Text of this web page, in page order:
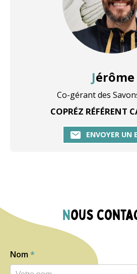
Jérôme
Co-gérant des
COPRÉZ RÉFÉRENT
ENVOYER UN
Nous
Nom*